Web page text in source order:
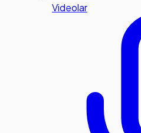
Videolar